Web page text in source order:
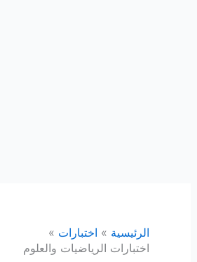
الرئيسية
اختبارات
اختبارات الرياضيات والعلوم